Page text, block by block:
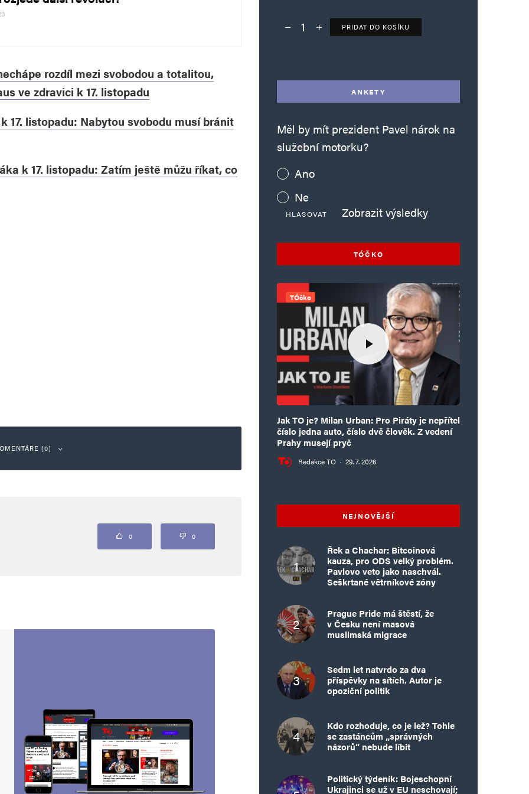
rozdíl mezi svobodou a totalitou,
ve zdravici k 17. listopadu
17. listopadu: Nabytou svobodu musí bránit
k 17. listopadu: Zatím ještě můžu říkat, co
(0)
označeny
Webová stránka
komentáře.
0 0
Deník TO – verze bez reklam množství
PŘIDAT DO KOŠÍKU
ANKETY
Měl by mít prezident Pavel nárok na
služební motorku?
Ano
Ne
HLASOVAT Zobrazit výsledky
TÓČKO
TÓčko
Jak TO je? Milan Urban: Pro Piráty je nepřítel
číslo jedna auto, číslo dvě člověk. Z vedení
Prahy musejí pryč
Redakce TO · 29. 7. 2026
NEJNOVĚJŠÍ
Řek a Chachar: Bitcoinová
kauza, pro ODS velký problém.
Pavlovo veto jako naschvál.
Seškrtané větrníkové zóny
Prague Pride má štěstí, že
v Česku není masová
muslimská migrace
Sedm let natvrdo za dva
příspěvky na sítích. Autor je
opoziční politik
Kdo rozhoduje, co je lež? Tohle
se zastáncům „správných
názorů“ nebude líbit
Politický týdeník: Bojeschopní
Ukrajinci se už v EU neschovají;